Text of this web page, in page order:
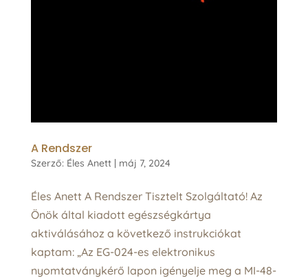
A Rendszer
Szerző: Éles Anett| máj 7, 2024
Éles Anett A Rendszer Tisztelt Szolgáltató! Az
Önök által kiadott egészségkártya
aktiválásához a következő instrukciókat
kaptam: „Az EG-024-es elektronikus
nyomtatványkérő lapon igényelje meg a MI-48-